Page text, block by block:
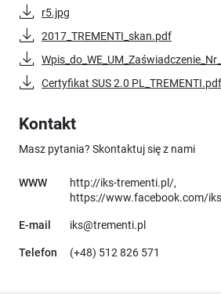
r5.jpg
2017_TREMENTI_skan.pdf
Certyfikat SUS 2.0 PL_TREMENTI.pdf
Kontakt
Masz pytania? Skontaktuj się z nami
WWW http://iks-trementi.pl/Uwaga,
,
https://www.facebook.com/
E-mail iks@trementi.pl
Telefon (+48) 512 826 571